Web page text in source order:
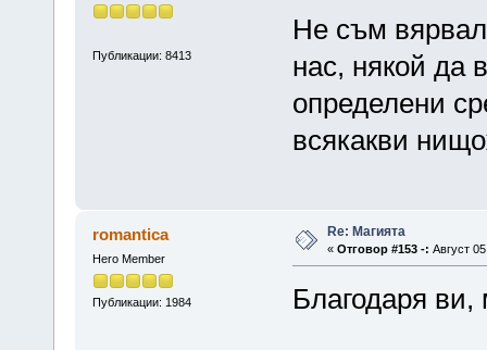
Публикации: 8413
Не съм
нас, някой да
определени
всякакви
romantica
Hero Member
Публикации: 1984
Re: Магията
« Отговор #153 -: Август
Благодаря